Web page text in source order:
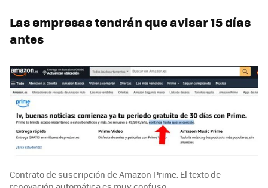
Las empresas tendrán que avisar 15 días
antes
Contrato de suscripción de Amazon Prime. El texto de